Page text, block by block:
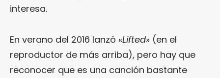
interesa.
En verano del 2016 lanzó «Lifted» (en el
reproductor de más arriba), pero hay que
reconocer que es una canción bastante